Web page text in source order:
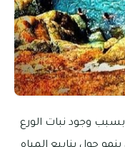
وجود نبات الورع